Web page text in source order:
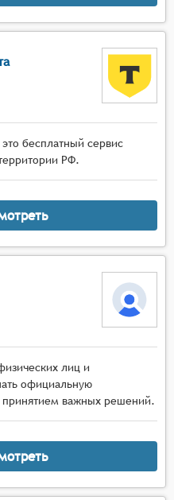
бесплатный сервис
РФ.
лиц и
официальную
важных решений.